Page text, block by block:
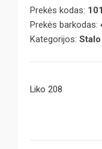
Prekės kodas:
Prekės barkodas:
Kategorijos:
Liko 208